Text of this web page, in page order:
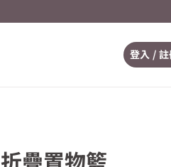
登入 /
疊置物籃